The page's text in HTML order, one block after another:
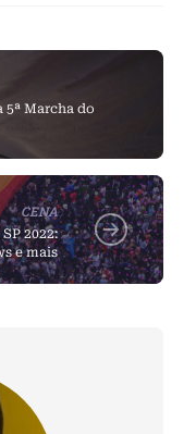
5ª Marcha do
CENA
2022:
e mais